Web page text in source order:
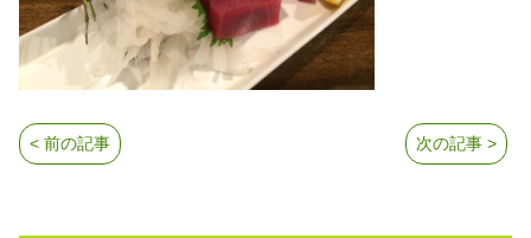
次の記事 >
< 前の記事